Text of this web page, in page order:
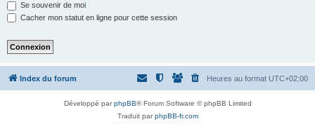
Se souvenir de moi
Cacher mon statut en ligne pour cette session
Index du forum Heures au format UTC+02:00
Développé parphpBB® Forum Software © phpBB Limited
Traduit parphpBB-fr.com